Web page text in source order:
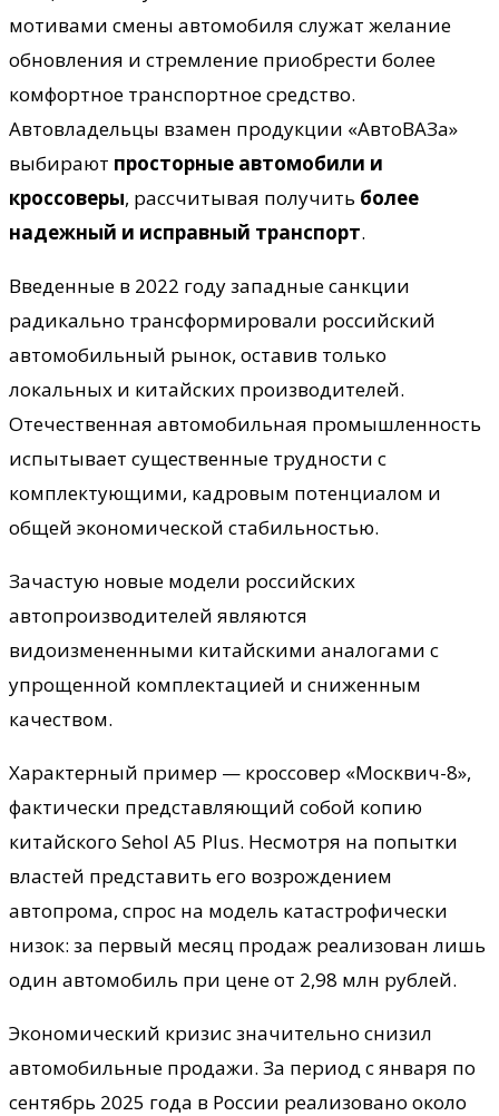
мотивами смены автомобиля служат желание
обновления и стремление приобрести более
комфортное транспортное средство.
Автовладельцы взамен продукции «АвтоВАЗа»
выбирают просторные автомобили и
кроссоверы, рассчитывая получить более
надежный и исправный транспорт.
Введенные в 2022 году западные санкции
радикально трансформировали российский
автомобильный рынок, оставив только
локальных и китайских производителей.
Отечественная автомобильная промышленность
испытывает существенные трудности с
комплектующими, кадровым потенциалом и
общей экономической стабильностью.
Зачастую новые модели российских
автопроизводителей являются
видоизмененными китайскими аналогами с
упрощенной комплектацией и сниженным
качеством.
Характерный пример — кроссовер «Москвич-8»,
фактически представляющий собой копию
китайского Sehol A5 Plus. Несмотря на попытки
властей представить его возрождением
автопрома, спрос на модель катастрофически
низок: за первый месяц продаж реализован лишь
один автомобиль при цене от 2,98 млн рублей.
Экономический кризис значительно снизил
автомобильные продажи. За период с января по
сентябрь 2025 года в России реализовано около